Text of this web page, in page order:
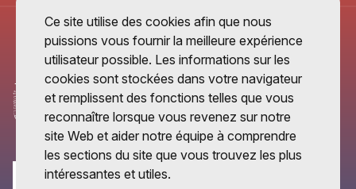
Ce site utilise des cookies afin que nous
puissions vous fournir la meilleure expérience
utilisateur possible. Les informations sur les
cookies sont stockées dans votre navigateur
et remplissent des fonctions telles que vous
reconnaître lorsque vous revenez sur notre
site Web et aider notre équipe à comprendre
les sections du site que vous trouvez les plus
intéressantes et utiles.